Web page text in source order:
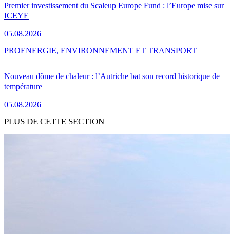
Premier investissement du Scaleup Europe Fund : l’Europe mise sur
ICEYE
05.08.2026
Nouveau dôme de chaleur : l’Autriche bat son record historique de
température
05.08.2026
PROENERGIE, ENVIRONNEMENT ET TRANSPORT
PLUS DE CETTE SECTION